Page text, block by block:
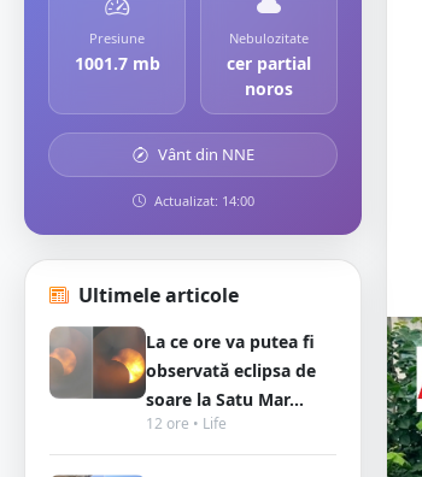
Presiune
1001.7 mb
Nebulozitate
cer partial
noros
Vânt din NNE
Actualizat: 14:00
Ultimele articole
La ce ore va putea fi
observată eclipsa de
soare la Satu Mar...
12 ore • Life